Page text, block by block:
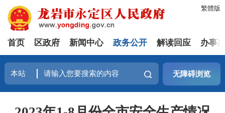
繁體版
首页 区政府 新闻中心 政务公开 解读回应 办事
无障碍浏览